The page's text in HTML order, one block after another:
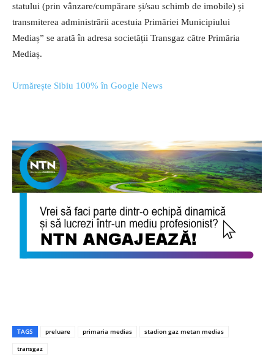
statului (prin vânzare/cumpărare și/sau schimb de imobile) și
transmiterea administrării acestuia Primăriei Municipiului
Mediaș” se arată în adresa societății Transgaz către Primăria
Mediaș.
Urmărește Sibiu 100% în Google News
TAGS preluare primaria medias
stadion gaz metan medias
transgaz